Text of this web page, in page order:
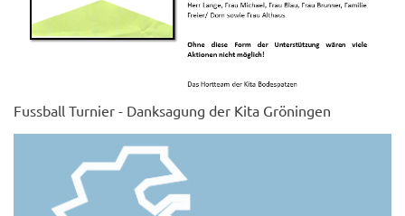
Fussball Turnier - Danksagung der Kita Gröningen